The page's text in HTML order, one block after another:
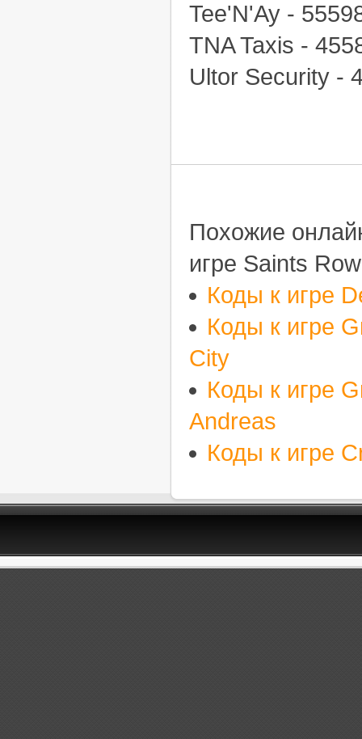
Tee'N'Ay -
TNA Taxis -
Ultor Security -
Похожие
игре Saints
Коды к игре
Коды к игре
City
Коды к игре
Andreas
Коды к игре